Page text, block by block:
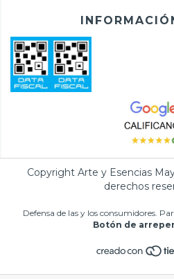
Copyright Arte y Esencias
derechos
Defensa de las y los consumidores.
Botón de